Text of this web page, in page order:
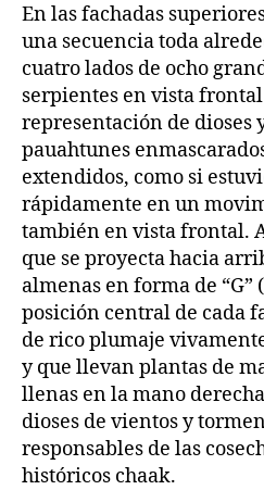
En las fachadas
una secuencia toda
cuatro lados de ocho
serpientes en vista
representación de dioses
pauahtunes
extendidos, como si
rápidamente en un
también en vista frontal.
que se proyecta hacia
almenas en forma de “G”
posición central de cada
de rico plumaje
y que llevan plantas de
llenas en la mano
dioses de vientos y
responsables de las
históricos chaak.